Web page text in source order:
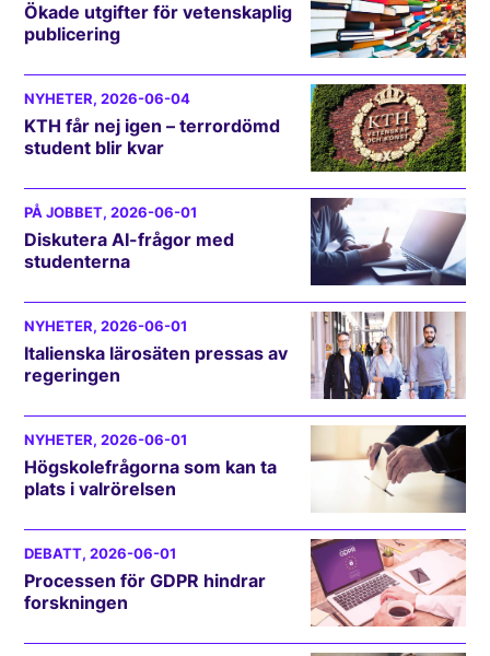
Ökade utgifter för vetenskaplig
publicering
NYHETER, 2026-06-04
KTH får nej igen – terrordömd
student blir kvar
PÅ JOBBET, 2026-06-01
Diskutera AI-frågor med
studenterna
NYHETER, 2026-06-01
Italienska lärosäten pressas av
regeringen
NYHETER, 2026-06-01
Högskolefrågorna som kan ta
plats i valrörelsen
DEBATT, 2026-06-01
Processen för GDPR hindrar
forskningen